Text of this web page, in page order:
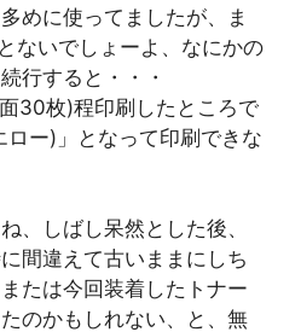
めに使ってましたが、ま
ないでしょーよ、なにかの
行すると・・・
30枚)程印刷したところで
ロー)」となって印刷できな
、しばし呆然とした後、
間違えて古いままにしち
たは今回装着したトナー
のかもしれない、と、無